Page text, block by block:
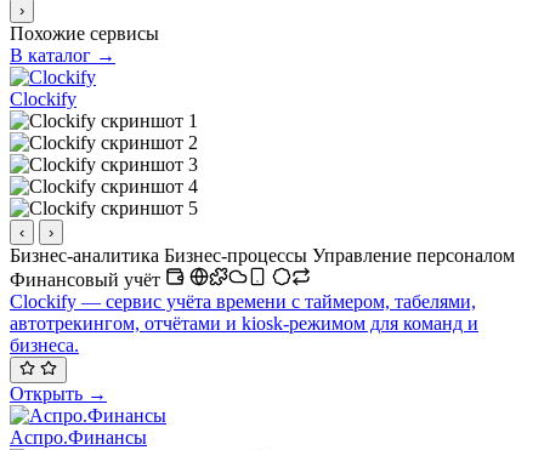
›
Похожие сервисы
В каталог →
Clockify
‹ ›
Бизнес-аналитика Бизнес-процессы Управление персоналом
Финансовый учёт
Clockify — сервис учёта времени с таймером, табелями,
автотрекингом, отчётами и kiosk-режимом для команд и
бизнеса.
Открыть →
Аспро.Финансы